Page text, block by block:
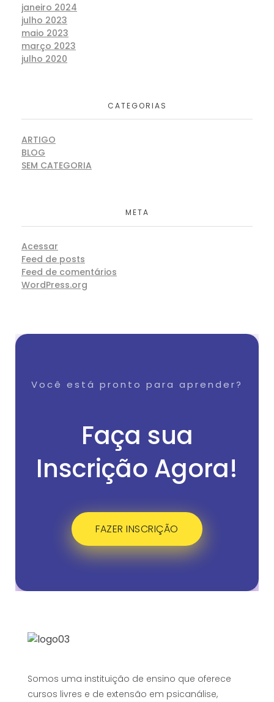
janeiro 2024
julho 2023
maio 2023
março 2023
julho 2020
CATEGORIAS
ARTIGO
BLOG
SEM CATEGORIA
META
Acessar
Feed de posts
Feed de comentários
WordPress.org
Você está pronto para aprender?
Faça sua
Inscrição Agora!
FAZER INSCRIÇÃO
Somos uma instituição de ensino que oferece
cursos livres e de extensão em psicanálise,